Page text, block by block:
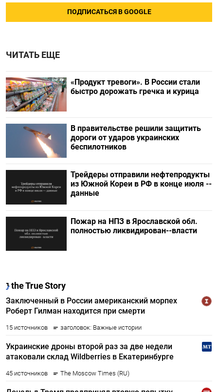
ПОДПИСАТЬСЯ В GOOGLE
ЧИТАТЬ ЕЩЕ
«Продукт тревоги». В России стали
быстро дорожать гречка и курица
В правительстве решили защитить
дороги от ударов украинских
беспилотников
Трейдеры отправили нефтепродукты
из Южной Кореи в РФ в конце июля --
данные
Пожар на НПЗ в Ярославской обл.
полностью ликвидирован--власти